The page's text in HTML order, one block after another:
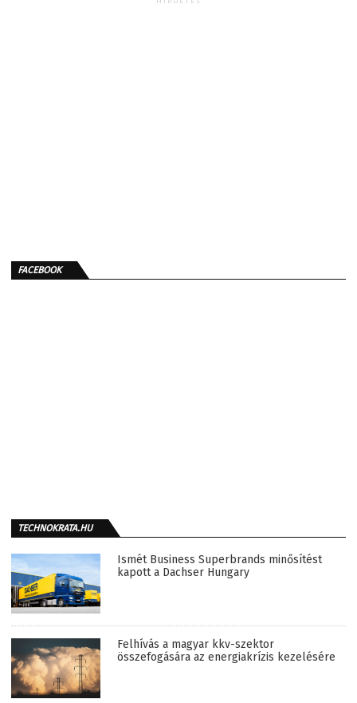
FACEBOOK
TECHNOKRATA.HU
Ismét Business Superbrands minősítést
kapott a Dachser Hungary
Felhívás a magyar kkv-szektor
összefogására az energiakrízis kezelésére